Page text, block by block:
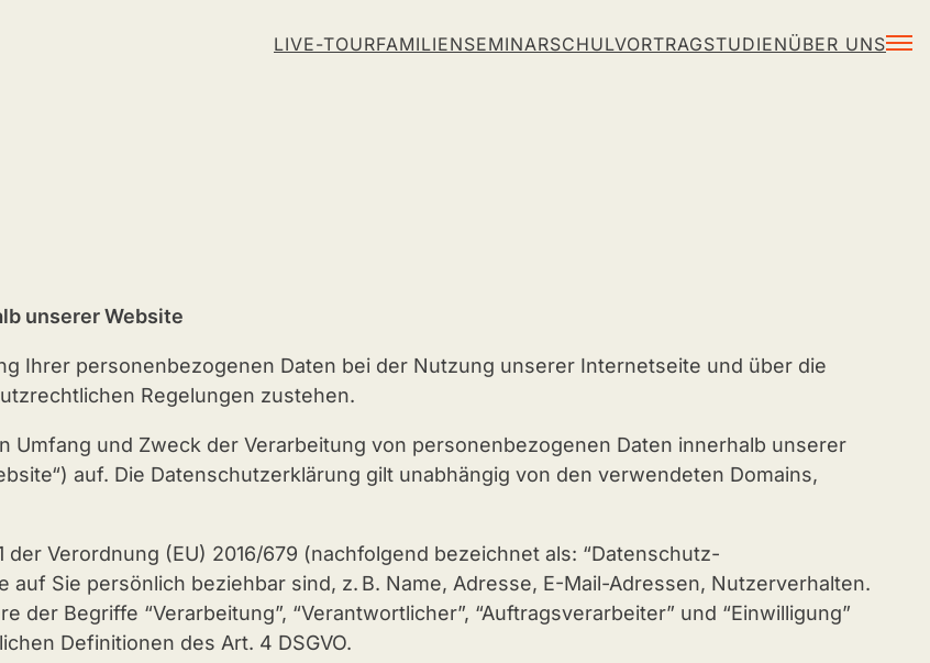
LIVE-TOURFAMILIENSEMINARSCHULVORTRAGSTUDIENÜBER UNSMenü
unserer Website
Ihrer personenbezogenen Daten bei der Nutzung unserer Internetseite und über die
Regelungen zustehen.
Umfang und Zweck der Verarbeitung von personenbezogenen Daten innerhalb unserer
auf. Die Datenschutzerklärung gilt unabhängig von den verwendeten Domains,
Verordnung (EU) 2016/679 (nachfolgend bezeichnet als: “Datenschutz-
auf Sie persönlich beziehbar sind, z. B. Name, Adresse, E-Mail-Adressen, Nutzerverhalten.
Begriffe “Verarbeitung”, “Verantwortlicher”, “Auftragsverarbeiter” und “Einwilligung”
Definitionen des Art. 4 DSGVO.